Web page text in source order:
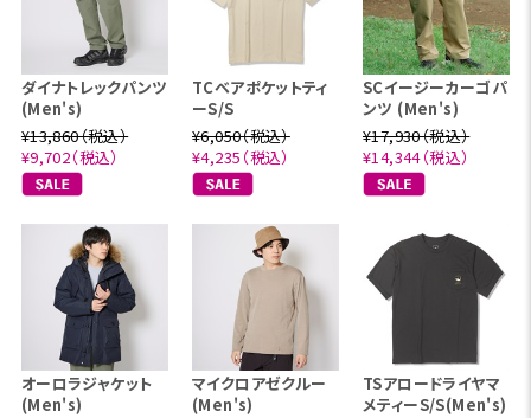
ダイナトレックパンツ
(Men's)
¥13,860（税込）
¥9,702（税込）
TCベアポケットティ
ーS/S
¥6,050（税込）
¥4,235（税込）
SCイージーカーゴパ
ンツ (Men's)
¥17,930（税込）
¥14,344（税込）
オーロラジャケット
(Men's)
マイクロアゼクルー
(Men's)
TSアロードライヤマ
メティーS/S(Men's)